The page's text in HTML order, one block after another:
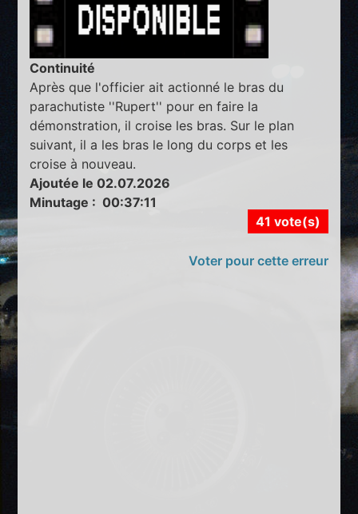
Continuité
Après que l'officier ait actionné le bras du
parachutiste ''Rupert'' pour en faire la
démonstration, il croise les bras. Sur le plan
suivant, il a les bras le long du corps et les
croise à nouveau.
Ajoutée le 02.07.2026
Minutage : 00:37:11
41 vote(s)
Voter pour cette erreur